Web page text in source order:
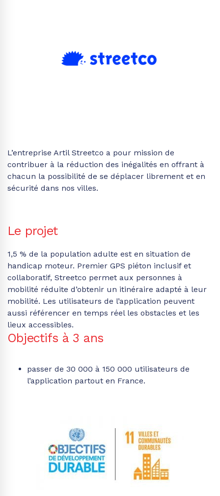
L’entreprise Artil Streetco a pour mission de
contribuer à la réduction des inégalités en offrant à
chacun la possibilité de se déplacer librement et en
sécurité dans nos villes.
Le projet
1,5 % de la population adulte est en situation de
handicap moteur. Premier GPS piéton inclusif et
collaboratif, Streetco permet aux personnes à
mobilité réduite d’obtenir un itinéraire adapté à leur
mobilité. Les utilisateurs de l’application peuvent
aussi référencer en temps réel les obstacles et les
lieux accessibles.
Objectifs à 3 ans
passer de 30 000 à 150 000 utilisateurs de
l’application partout en France.